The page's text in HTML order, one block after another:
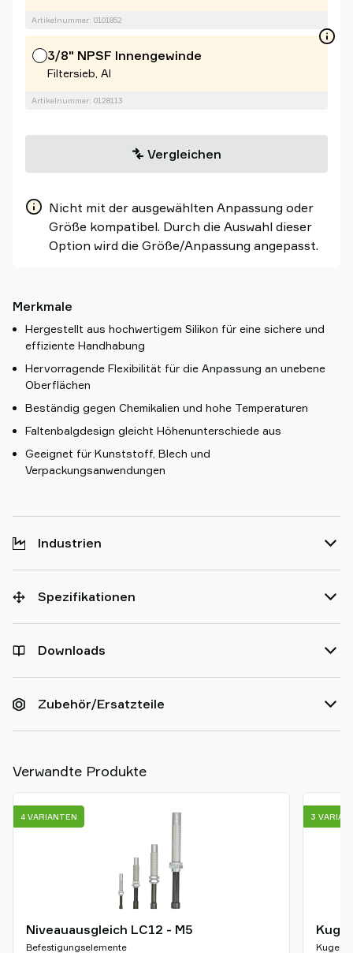
Artikelnummer: 0101852
3/8" NPSF Innengewinde
Filtersieb, Al
Artikelnummer: 0128113
Vergleichen
Nicht mit der ausgewählten Anpassung oder
Größe kompatibel. Durch die Auswahl dieser
Option wird die Größe/Anpassung angepasst.
Merkmale
Hergestellt aus hochwertigem Silikon für eine sichere und
effiziente Handhabung
Hervorragende Flexibilität für die Anpassung an unebene
Oberflächen
Beständig gegen Chemikalien und hohe Temperaturen
Faltenbalgdesign gleicht Höhenunterschiede aus
Geeignet für Kunststoff, Blech und
Verpackungsanwendungen
Industrien
Spezifikationen
Downloads
Zubehör/Ersatzteile
Verwandte Produkte
Niveauausgleich LC12 - M5
Befestigungselemente
4 VARIANTEN 3